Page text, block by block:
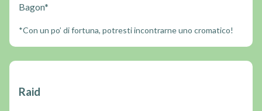
Bagon*
*Con un po’ di fortuna, potresti incontrarne uno cromatico!
Raid